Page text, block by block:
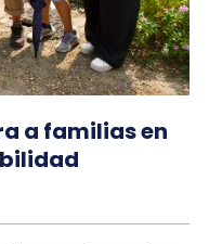
a familias en